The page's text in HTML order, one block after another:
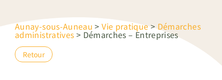
Aunay-sous-Auneau >Vie pratique>Démarches
administratives > Démarches – Entreprises
Retour